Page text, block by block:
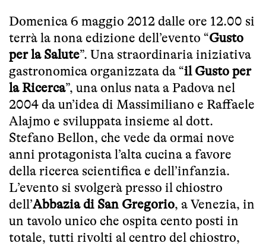
Domenica 6 maggio 2012 dalle ore 12.00 si
terrà la nona edizione dell’evento “Gusto
per la Salute”. Una straordinaria iniziativa
gastronomica organizzata da “il Gusto per
la Ricerca”, una onlus nata a Padova nel
2004 da un’idea di Massimiliano e Raffaele
Alajmo e sviluppata insieme al dott.
Stefano Bellon, che vede da ormai nove
anni protagonista l’alta cucina a favore
della ricerca scientifica e dell’infanzia.
L’evento si svolgerà presso il chiostro
dell’Abbazia di San Gregorio, a Venezia, in
un tavolo unico che ospita cento posti in
totale, tutti rivolti al centro del chiostro,